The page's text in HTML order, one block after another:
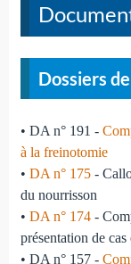
Dossiers
• DA n° 191 -
à la freinotomie
• DA n° 175-
du nourrisson
• DA n° 174-
présentation de cas
• DA n° 157 -